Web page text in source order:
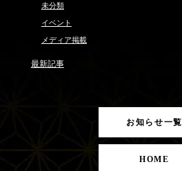
未分類
イベント
メディア掲載
最新記事
お知らせ一覧
HOME